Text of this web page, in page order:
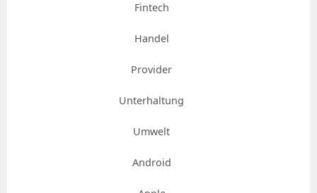
Fintech
Handel
Provider
Unterhaltung
Umwelt
Android